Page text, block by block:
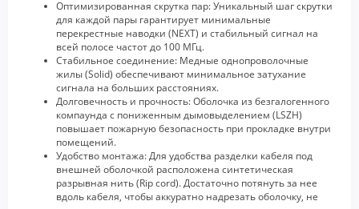
Оптимизированная скрутка пар: Уникальный шаг скрутки
для каждой пары гарантирует минимальные
перекрестные наводки (NEXT) и стабильный сигнал на
всей полосе частот до 100 МГц.
Стабильное соединение: Медные однопроволочные
жилы (Solid) обеспечивают минимальное затухание
сигнала на больших расстояниях.
Долговечность и прочность: Оболочка из безгалогенного
компаунда с пониженным дымовыделением (LSZH)
повышает пожарную безопасность при прокладке внутри
помещений.
Удобство монтажа: Для удобства разделки кабеля под
внешней оболочкой расположена синтетическая
разрывная нить (Rip cord). Достаточно потянуть за нее
вдоль кабеля, чтобы аккуратно надрезать оболочку, не